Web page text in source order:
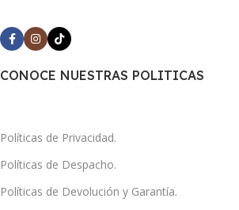
CONOCE NUESTRAS POLITICAS
Políticas de Privacidad.
Políticas de Despacho.
Políticas de Devolución y Garantía.